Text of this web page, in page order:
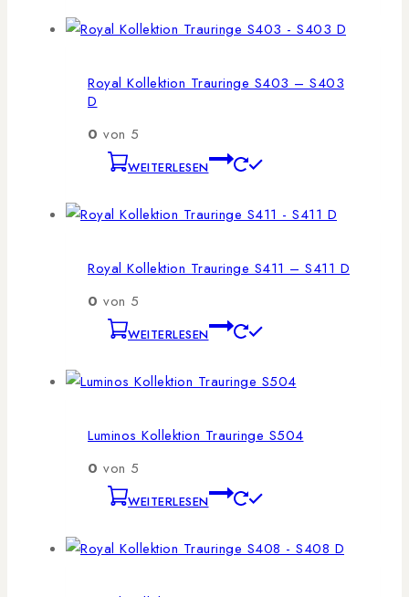
Royal Kollektion Trauringe S403 – S403
D
0 von 5
WEITERLESEN
Royal Kollektion Trauringe S411 – S411 D
0 von 5
WEITERLESEN
Luminos Kollektion Trauringe S504
0 von 5
WEITERLESEN